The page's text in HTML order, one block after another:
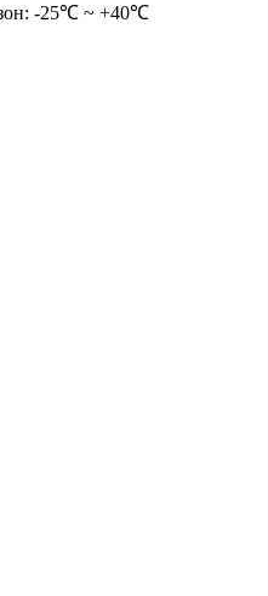
-25℃ ~ +40℃